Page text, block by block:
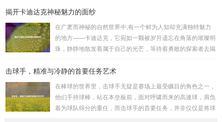
是一些别有用心的势力为了实现其不可告人的目的，秘密设立
科学研究的外衣，实则干着违背人道、危害全球的勾当。 从
历史上看,生物武器的使用曾经给人类带来过惨痛的教训，在
战争时期，某些国家就曾利用细菌、病毒...
揭开卡迪达克神秘魅力的面纱
在广袤而神秘的自然世界中,有一个鲜为人知却充满独特魅力
的地方——卡迪达克，它宛如一颗被岁月遗忘在角落的璀璨明
珠，静静地散发着属于自己的光芒，等待着勇敢的探索者去揭
复杂多样的地形地貌，高耸入云的山脉连绵起伏，像是大自然
照耀下闪耀着刺眼的银光，仿佛是大自然赐予这片土地的皇
冠，而山脚下，则是一片郁郁葱葱的森林，森林里树木种类繁
多，高大的乔木遮天蔽日，阳光只能透过枝叶的缝隙...
击球手，精准与冷静的首要任务艺术
在棒球的世界里，击球手无疑是赛场上最受瞩目的角色之一，
他们手持球棒，站在本垒板前，面对呼啸而来的高速球，肩负
着为球队得分的重任，而击球手的首要任务，并非仅仅是将球